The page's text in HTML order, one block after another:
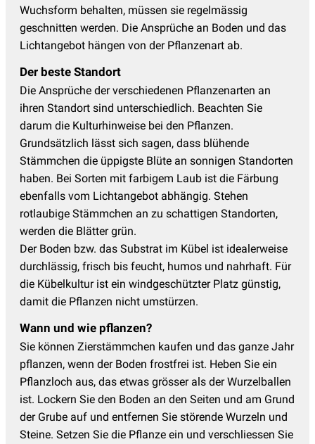
Wuchsform behalten, müssen sie regelmässig
geschnitten werden. Die Ansprüche an Boden und das
Lichtangebot hängen von der Pflanzenart ab.
Der beste Standort
Die Ansprüche der verschiedenen Pflanzenarten an
ihren Standort sind unterschiedlich. Beachten Sie
darum die Kulturhinweise bei den Pflanzen.
Grundsätzlich lässt sich sagen, dass blühende
Stämmchen die üppigste Blüte an sonnigen Standorten
haben. Bei Sorten mit farbigem Laub ist die Färbung
ebenfalls vom Lichtangebot abhängig. Stehen
rotlaubige Stämmchen an zu schattigen Standorten,
werden die Blätter grün.
Der Boden bzw. das Substrat im Kübel ist idealerweise
durchlässig, frisch bis feucht, humos und nahrhaft. Für
die Kübelkultur ist ein windgeschützter Platz günstig,
damit die Pflanzen nicht umstürzen.
Wann und wie pflanzen?
Sie können Zierstämmchen kaufen und das ganze Jahr
pflanzen, wenn der Boden frostfrei ist. Heben Sie ein
Pflanzloch aus, das etwas grösser als der Wurzelballen
ist. Lockern Sie den Boden an den Seiten und am Grund
der Grube auf und entfernen Sie störende Wurzeln und
Steine. Setzen Sie die Pflanze ein und verschliessen Sie